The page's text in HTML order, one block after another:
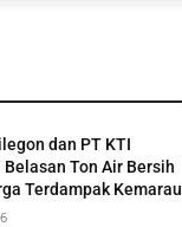
dan PT KTI
Belasan Ton Air Bersih
Terdampak Kemarau